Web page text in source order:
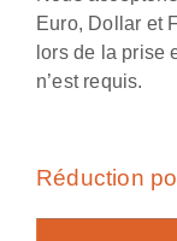
Euro, Dollar et
lors de la prise
n’est requis.
Réduction